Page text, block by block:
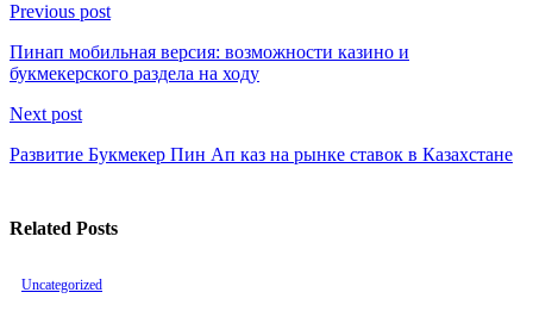
Previous post
Пинап мобильная версия: возможности казино и
букмекерского раздела на ходу
Next post
Развитие Букмекер Пин Ап каз на рынке ставок в Казахстане
Related Posts
Uncategorized